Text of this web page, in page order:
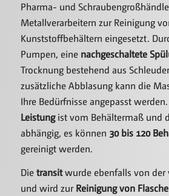
Pharma- und
Metallverarbeitern zur Reinigung
Kunststoffbehältern eingesetzt.
Pumpen, eine nachgeschaltete
Trocknung bestehend aus
zusätzliche Abblasung kann die
Ihre Bedürfnisse angepasst
Leistungist vom Behältermaß und
abhängig, es können 30 bis 120
gereinigt werden.
Die transitwurde ebenfalls von der
und wird zur Reinigung von